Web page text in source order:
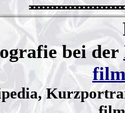
bei der